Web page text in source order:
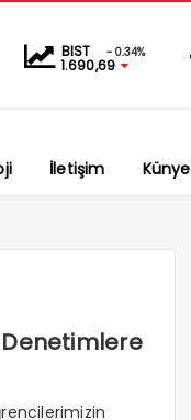
BIST -0.34%
1.690,69
İletişim Künye
Denetimlere